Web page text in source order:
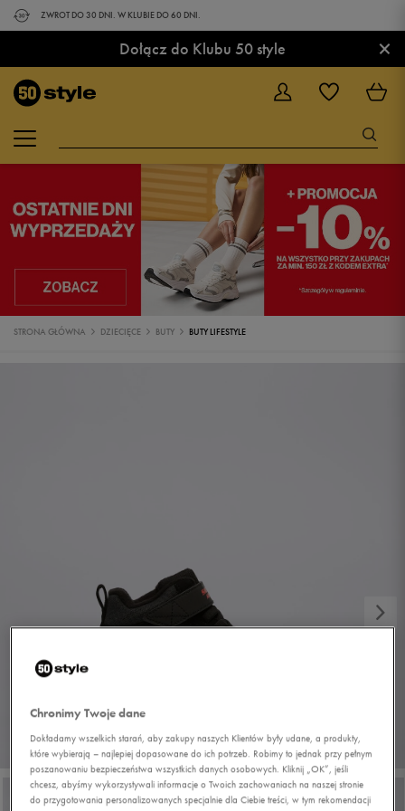
ZWROT DO 30 DNI. W KLUBIE DO 60 DNI.
Dołącz do Klubu 50 style ×
STRONA GŁÓWNA DZIECIĘCE BUTY BUTY LIFESTYLE
1/6
Chronimy Twoje dane
Dokładamy wszelkich starań, aby zakupy naszych Klientów były udane, a produkty,
które wybierają – najlepiej dopasowane do ich potrzeb. Robimy to jednak przy pełnym
poszanowaniu bezpieczeństwa wszystkich danych osobowych. Kliknij „OK”, jeśli
chcesz, abyśmy wykorzystywali informacje o Twoich zachowaniach na naszej stronie
do przygotowania personalizowanych specjalnie dla Ciebie treści, w tym rekomendacji